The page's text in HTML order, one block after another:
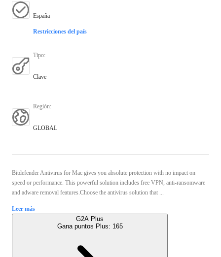
España
Restricciones del país
Tipo:
Clave
Región:
GLOBAL
Bitdefender Antivirus for Mac gives you absolute protection with no impact on
speed or performance. This powerful solution includes free VPN, anti-ransomware
and adware removal features.Choose the antivirus solution that ...
Leer más
G2A Plus
Gana puntos Plus: 165